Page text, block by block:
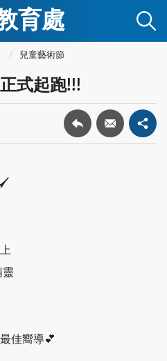
育處
兒童藝術節
式起跑!!!
靈
佳嚮導💕